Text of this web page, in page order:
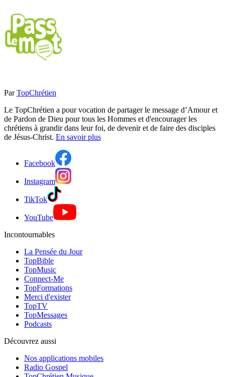
Par TopChrétien
Le TopChrétien a pour vocation de partager le message d’Amour et
de Pardon de Dieu pour tous les Hommes et d'encourager les
chrétiens à grandir dans leur foi, de devenir et de faire des disciples
de Jésus-Christ. En savoir plus
Facebook
Instagram
TikTok
YouTube
Incontournables
La Pensée du Jour
TopBible
TopMusic
Connect-Me
TopFormations
Merci d'exister
TopTV
TopMessages
Podcasts
Découvrez aussi
Nos applications mobiles
Radio Gospel